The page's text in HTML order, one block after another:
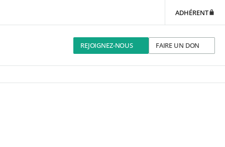
ADHÉRENT
REJOIGNEZ-NOUS FAIRE UN DON